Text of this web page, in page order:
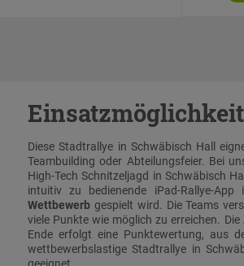
Diese Stadtrallye in Schwäbisch Hall
Teambuilding oder Abteilungsfeier. Bei
High-Tech Schnitzeljagd in Schwäbisch
intuitiv zu bedienende iPad-Rallye-
Wettbewerb gespielt wird. Die Teams
viele Punkte wie möglich zu erreichen.
Ende erfolgt eine Punktewertung, aus
wettbewerbslastige Stadtrallye in